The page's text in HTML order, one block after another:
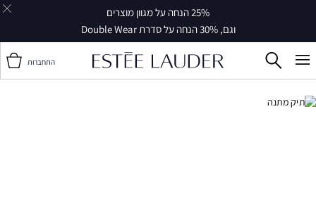
25% הנחה על מגוון מוצרים
וגם, 30% הנחה על סדרת Double Wear
התחברות